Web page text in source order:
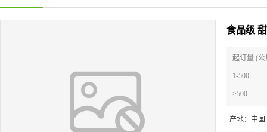
食品级
起订量 (公
1-500
≥500
产地： 中国